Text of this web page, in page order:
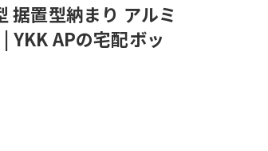
据置型納まり アルミ
YKK APの宅配ボッ